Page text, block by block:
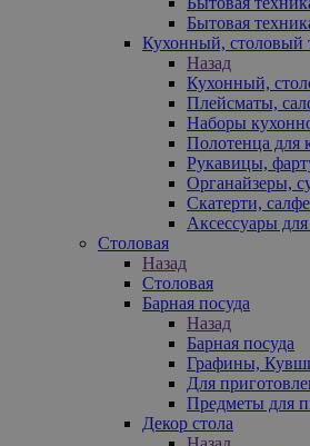
Бытовая
Кухонный, столовый
Назад
Кухонный,
Плейсматы,
Наборы
Полотенца для
Рукавицы,
Органайзеры,
Скатерти,
Аксессуары для
Столовая
Назад
Столовая
Барная посуда
Назад
Барная посуда
Графины,
Для
Предметы для
Декор стола